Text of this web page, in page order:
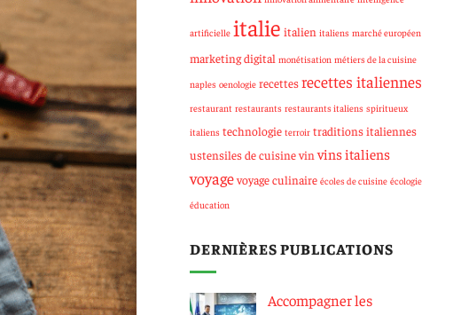
artificielle italie italien italiens marché européen
marketing digital monétisation métiers de la cuisine
naples oenologie recettesrecettes italiennes
restaurant restaurants restaurants italiens spiritueux
italiens technologie terroir traditions italiennes
ustensiles de cuisinevin vins italiens
voyagevoyage culinaire écoles de cuisine écologie
éducation
DERNIÈRES PUBLICATIONS
Accompagner les